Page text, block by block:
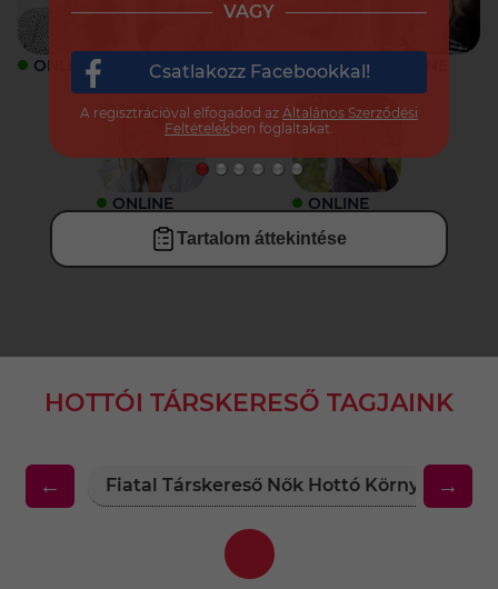
ONLINE ONLINE ONLINE
ONLINE ONLINE
Tartalom áttekintése
HOTTÓI TÁRSKERESŐ TAGJAINK
← Fiatal Társkereső Nők Hottó Környékén
→
VAGY
Csatlakozz Facebookkal!
A regisztrációval elfogadod az Általános Szerződési
Feltételekben foglaltakat.